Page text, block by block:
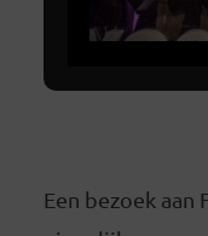
Een bezoek aan